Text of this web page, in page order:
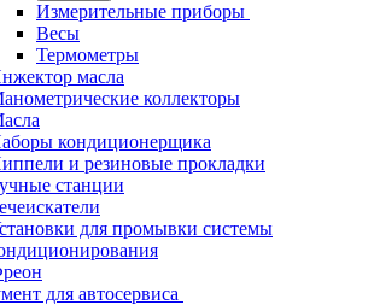
Измерительные приборы
Весы
Термометры
масла
коллекторы
кондиционерщика
и резиновые прокладки
станции
для промывки системы
для автосервиса